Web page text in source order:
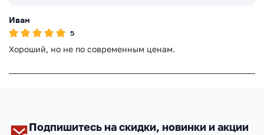
Иван
5
Хороший, но не по современным ценам.
Подпишитесь на скидки, новинки и акции